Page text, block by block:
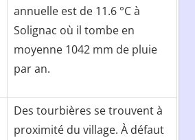
annuelle est de 11.6 °C à
Solignac où il tombe en
moyenne 1042 mm de pluie
par an.
Des tourbières se trouvent à
proximité du village. À défaut